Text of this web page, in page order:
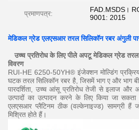
प्रमाणपत्र:
FAD.MSDS।
9001: 2015
मेडिकल ग्रेड एलएसआर तरल सिलिकॉन रबर अंगुली
उच्च प्रतिरोध के लिए पीले अपटू मेडिकल ग्रेड
विवरण
RUI-HE 6250-50YH® इंजेक्शन मोल्डिंग
घटक तरल सिलिकॉन रबर है, जिसमें भाग ए और भाग
पारदर्शिता, उच्च आंसू प्रतिरोध तेजी से इलाज और
उत्पादों का उत्पादन करने के लिए किया जा
एलएसआर प्लैटिनम ठीक (वल्केनाइज्ड) सामग्री हैं
मिश्रित होते हैं।